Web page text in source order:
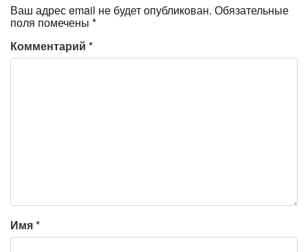
Ваш адрес email не будет опубликован. Обязательные
поля помечены *
Комментарий *
Имя*